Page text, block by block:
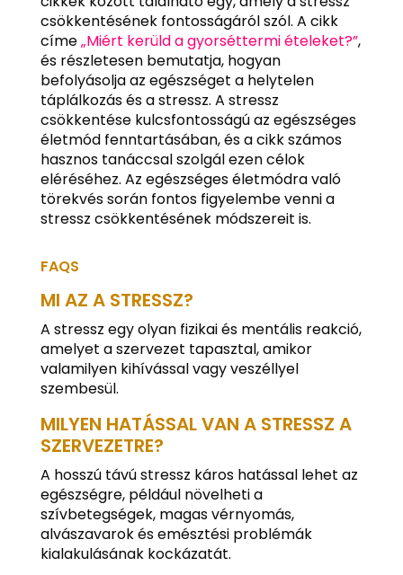
csökkentésének fontosságáról szól. A cikk
címe„Miért kerüld a gyorséttermi ételeket?”,
és részletesen bemutatja, hogyan
befolyásolja az egészséget a helytelen
táplálkozás és a stressz. A stressz
csökkentése kulcsfontosságú az egészséges
életmód fenntartásában, és a cikk számos
hasznos tanáccsal szolgál ezen célok
eléréséhez. Az egészséges életmódra való
törekvés során fontos figyelembe venni a
stressz csökkentésének módszereit is.
FAQS
MI AZ A STRESSZ?
A stressz egy olyan fizikai és mentális reakció,
amelyet a szervezet tapasztal, amikor
valamilyen kihívással vagy veszéllyel
szembesül.
MILYEN HATÁSSAL VAN A STRESSZ A
SZERVEZETRE?
A hosszú távú stressz káros hatással lehet az
egészségre, például növelheti a
szívbetegségek, magas vérnyomás,
alvászavarok és emésztési problémák
kialakulásának kockázatát.